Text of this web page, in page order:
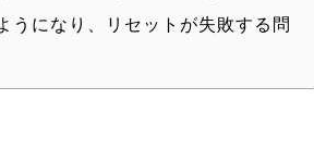
うになり、リセットが失敗する問